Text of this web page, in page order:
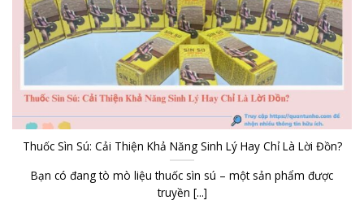
Thuốc Sìn Sú: Cải Thiện Khả Năng Sinh Lý Hay Chỉ Là Lời Đồn?
Bạn có đang tò mò liệu thuốc sìn sú – một sản phẩm được
truyền [...]